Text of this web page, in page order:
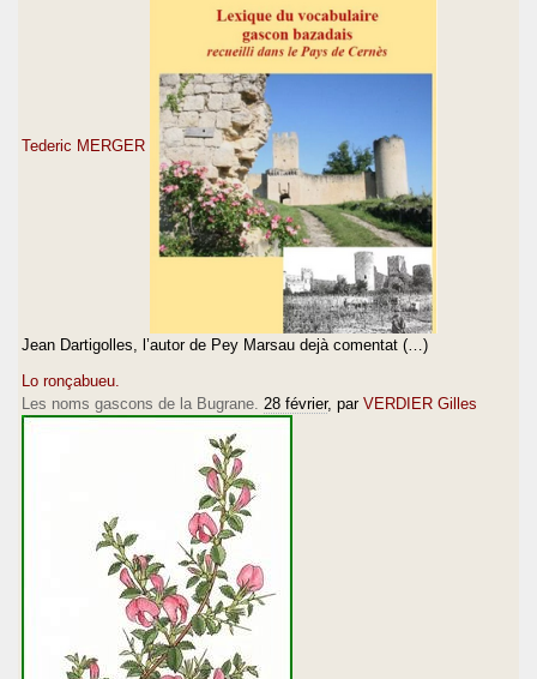
Tederic MERGER
Jean Dartigolles, l’autor de Pey Marsau dejà comentat (…)
Lo ronçabueu.
Les noms gascons de la Bugrane. 28 février, par VERDIER Gilles